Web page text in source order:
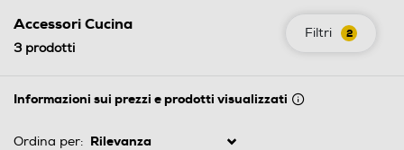
Filtri 2
Accessori Cucina
3prodotti
Informazioni sui prezzi e prodotti visualizzati
Ordina per: